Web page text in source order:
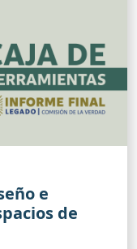
e
de